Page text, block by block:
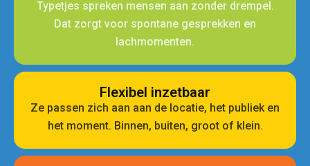
Typetjes spreken mensen aan zonder drempel.
Dat zorgt voor spontane gesprekken en
lachmomenten.
Flexibel inzetbaar
Ze passen zich aan aan de locatie, het publiek en
het moment. Binnen, buiten, groot of klein.